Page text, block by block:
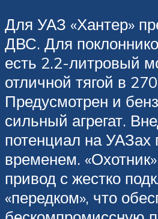
Для УАЗ «Хантер»
ДВС. Для
есть 2.2-литровый
отличной тягой в
Предусмотрен и
сильный агрегат.
потенциал на УАЗах
временем.
привод с жестко
«передком», что